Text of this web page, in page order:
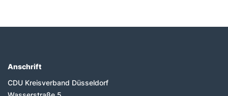
Fußbereich
Anschrift
CDU Kreisverband Düsseldorf